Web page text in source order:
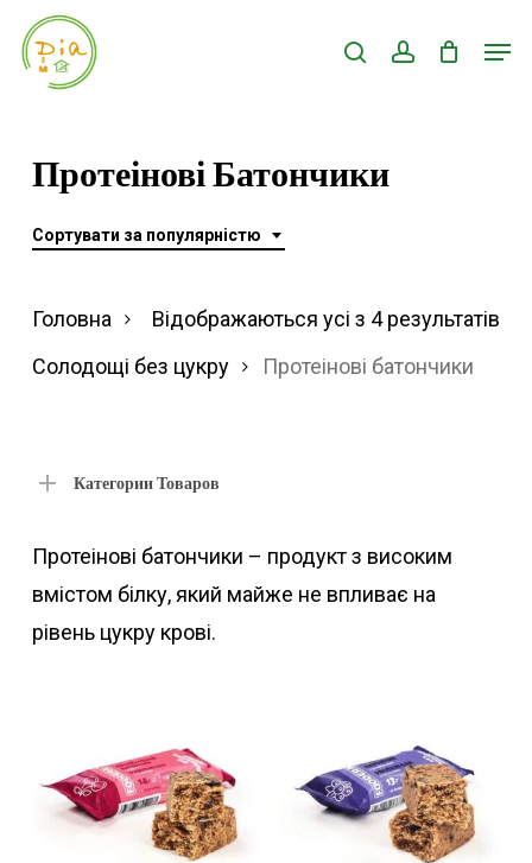
Skip
searchaccount
Протеінові Батончики
Сортувати за популярністю
Відображаються усі з 4 результатів
Головна
Солодощі без цукру
Протеінові батончики
Категории Товаров
Протеінові батончики – продукт з високим
вмістом білку, який майже не впливає на
рівень цукру крові.